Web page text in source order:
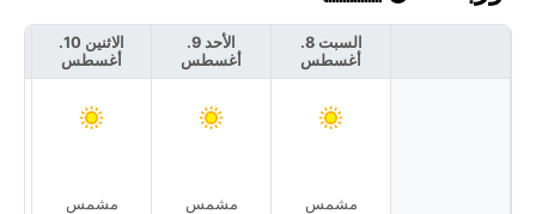
السبت 8.
أغسطس
مشمس
الأحد 9.
أغسطس
مشمس
الاثنين 10.
أغسطس
مشمس